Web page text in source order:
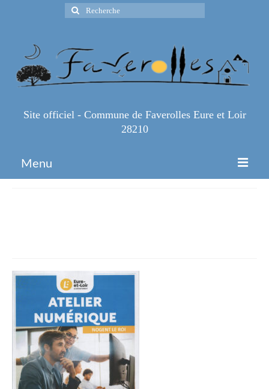
Rechercher
:
Site officiel - Commune de Faverolles Eure et Loir
28210
Menu
Infos règlementaires
Contact et horaires
Mon village
Mes démarches
Faverolles dans la presse